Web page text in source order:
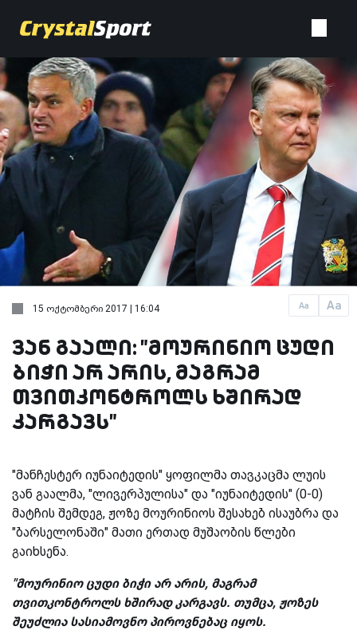
Aa Aa
15 ოქტომბერი 2017 | 16:04
ვან გაალი: "მოურინიო ცუდი
ბიჭი არ არის, მაგრამ
თვითკონტროლს ხშირად
კარგავს"
"მანჩესტერ იუნაიტედის" ყოფილმა თავკაცმა ლუის
ვან გაალმა, "ლივერპულისა" და "იუნაიტედის" (0-0)
მატჩის შემდეგ, ჟოზე მოურინიოს შესახებ ისაუბრა და
"ბარსელონაში" მათი ერთად მუშაობის წლები
გაიხსენა.
"მოურინიო ცუდი ბიჭი არ არის, მაგრამ
თვითკონტროლს ხშირად კარგავს. თუმცა, ჟოზეს
შეუძლია სასიამოვნო პიროვნებაც იყოს.